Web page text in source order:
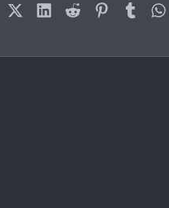
FacebookX (Twitter)LinkedIn
Reddit PinterestTumblr